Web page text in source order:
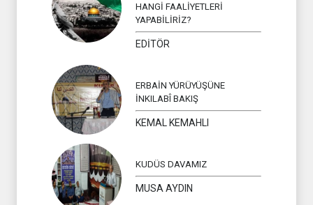
HANGİ FAALİYETLERİ
YAPABİLİRİZ?
EDİTÖR
ERBAİN YÜRÜYÜŞÜNE
İNKILABÎ BAKIŞ
KEMAL KEMAHLI
KUDÜS DAVAMIZ
MUSA AYDIN